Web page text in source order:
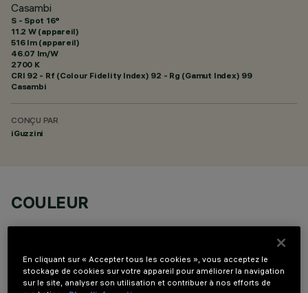
Casambi
S - Spot 16°
11.2 W (appareil)
516 lm (appareil)
46.07 lm/W
2700 K
CRI 92 - Rf (Colour Fidelity Index) 92 - Rg (Gamut Index) 99
Casambi
CONÇU PAR
iGuzzini
COULEUR
En cliquant sur « Accepter tous les cookies », vous acceptez le
stockage de cookies sur votre appareil pour améliorer la navigation
sur le site, analyser son utilisation et contribuer à nos efforts de